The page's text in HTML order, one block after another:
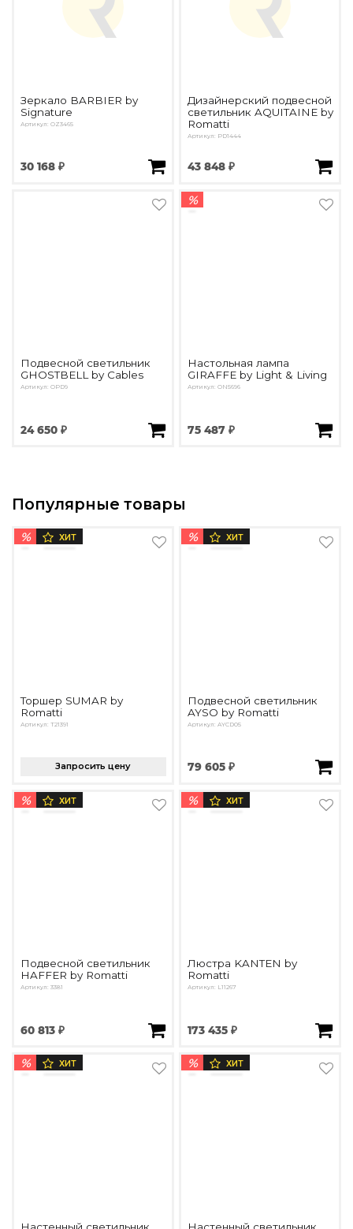
Зеркало BARBIER by
Signature
Артикул: OZ3465
30 168 ₽
Дизайнерский подвесной
светильник AQUITAINE by
Romatti
Артикул: PD1444
43 848 ₽
Подвесной светильник
GHOSTBELL by Cables
Артикул: OPD9
24 650 ₽
%
Настольная лампа
GIRAFFE by Light & Living
Артикул: ON5696
75 487 ₽
Популярные товары
% ХИТ
Торшер SUMAR by
Romatti
Артикул: T21391
Запросить цену
% ХИТ
Подвесной светильник
AYSO by Romatti
Артикул: AYCD05
79 605 ₽
% ХИТ
Подвесной светильник
HAFFER by Romatti
Артикул: 3381
60 813 ₽
% ХИТ
Люстра KANTEN by
Romatti
Артикул: L11267
173 435 ₽
% ХИТ % ХИТ